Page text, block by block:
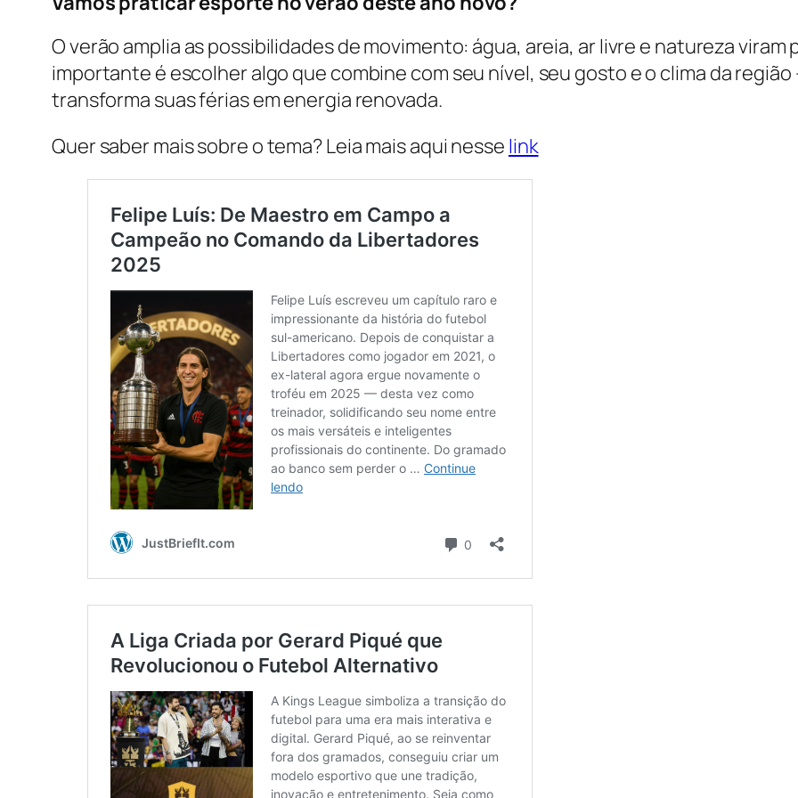
O verão amplia as possibilidades de movimento: água, areia, ar livre e natureza
importante é escolher algo que combine com seu nível, seu gosto e o clima da
transforma suas férias em energia renovada.
Quer saber mais sobre o tema? Leia mais aqui nesse link